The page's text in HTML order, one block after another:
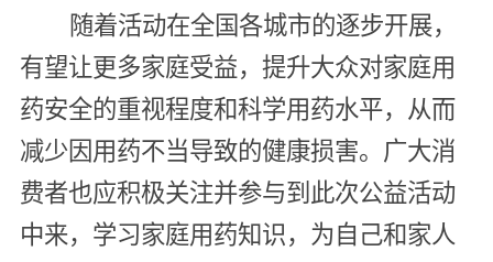
随着活动在全国各城市的逐步开展，
有望让更多家庭受益，提升大众对家庭用
药安全的重视程度和科学用药水平，从而
减少因用药不当导致的健康损害。广大消
费者也应积极关注并参与到此次公益活动
中来，学习家庭用药知识，为自己和家人